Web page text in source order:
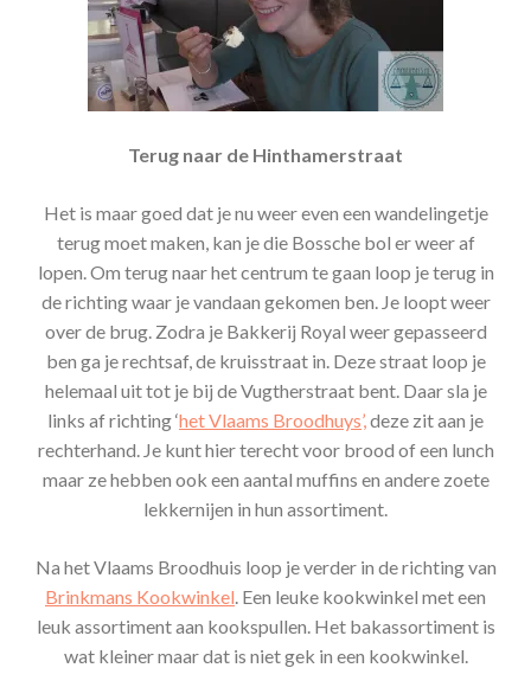
Terug naar de Hinthamerstraat
Het is maar goed dat je nu weer even een wandelingetje
terug moet maken, kan je die Bossche bol er weer af
lopen. Om terug naar het centrum te gaan loop je terug in
de richting waar je vandaan gekomen ben. Je loopt weer
over de brug. Zodra je Bakkerij Royal weer gepasseerd
ben ga je rechtsaf, de kruisstraat in. Deze straat loop je
helemaal uit tot je bij de Vugtherstraat bent. Daar sla je
links af richting ‘het Vlaams Broodhuys’,deze zit aan je
rechterhand. Je kunt hier terecht voor brood of een lunch
maar ze hebben ook een aantal muffins en andere zoete
lekkernijen in hun assortiment.
Na het Vlaams Broodhuis loop je verder in de richting van
Brinkmans Kookwinkel. Een leuke kookwinkel met een
leuk assortiment aan kookspullen. Het bakassortiment is
wat kleiner maar dat is niet gek in een kookwinkel.